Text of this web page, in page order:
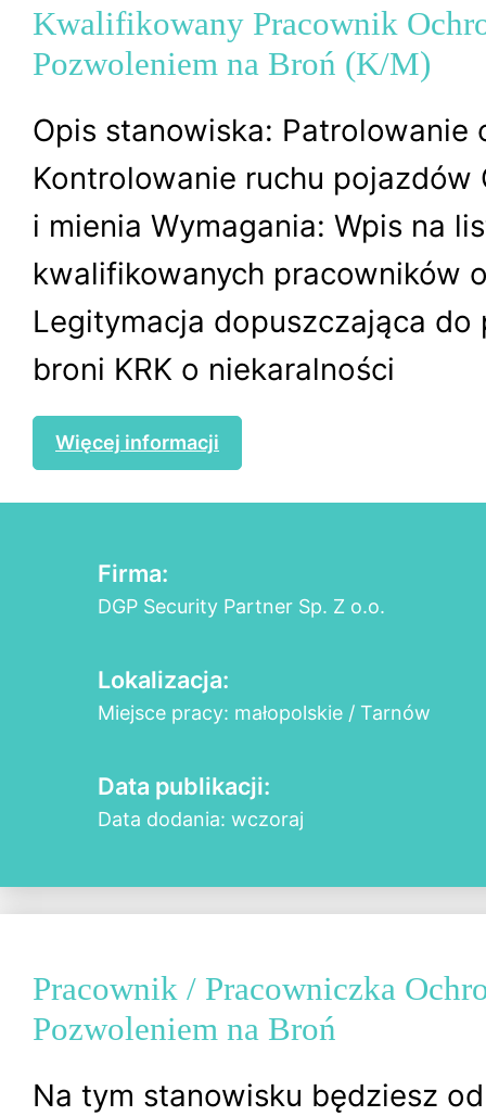
Kwalifikowany Pracownik
Pozwoleniem na Broń (K/M)
Opis stanowiska: Patrolowanie
Kontrolowanie ruchu pojazdów
i mienia Wymagania: Wpis na
kwalifikowanych pracowników
Legitymacja dopuszczająca do
broni KRK o niekaralności
Więcej informacji
Firma:
DGP Security Partner Sp. Z o.o.
Lokalizacja:
Miejsce pracy: małopolskie / Tarnów
Data publikacji:
Data dodania: wczoraj
Pracownik / Pracowniczka
Pozwoleniem na Broń
Na tym stanowisku będziesz